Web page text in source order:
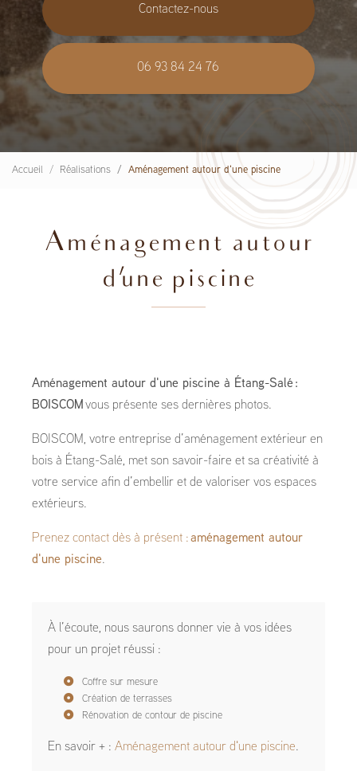
Contactez-nous
06 93 84 24 76
Accueil Réalisations Aménagement autour d'une piscine
Aménagement autour
d'une piscine
Aménagement autour d'une piscine à Étang-Salé :
BOISCOM vous présente ses dernières photos.
BOISCOM, votre entreprise d’aménagement extérieur en
bois à Étang-Salé, met son savoir-faire et sa créativité à
votre service afin d’embellir et de valoriser vos espaces
extérieurs.
Prenez contact dès à présent : aménagement autour
d'une piscine.
À l’écoute, nous saurons donner vie à vos idées
pour un projet réussi :
Coffre sur mesure
Création de terrasses
Rénovation de contour de piscine
En savoir + : Aménagement autour d'une piscine.